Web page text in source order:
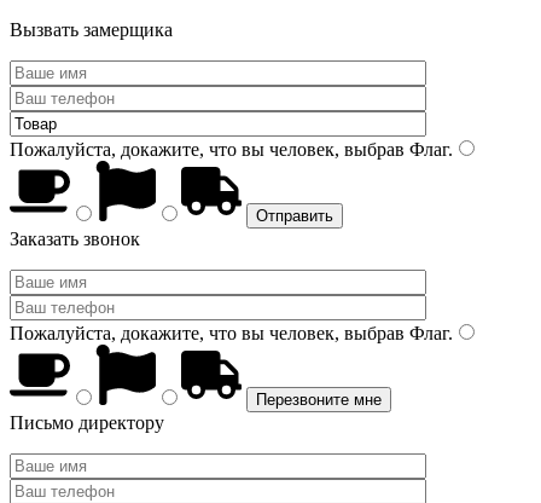
Вызвать замерщика
Пожалуйста, докажите, что вы человек, выбрав Флаг.
Заказать звонок
Пожалуйста, докажите, что вы человек, выбрав Флаг.
Письмо директору